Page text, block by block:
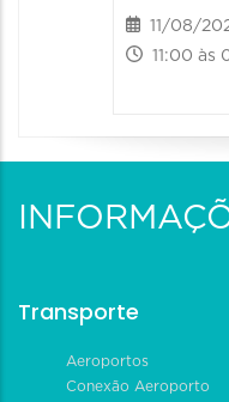
11/08/
11:00 às
Transporte
Aeroportos
Conexão Aeroporto